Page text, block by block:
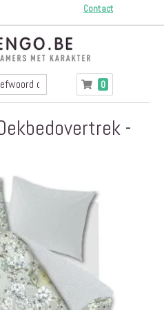
Contact
Winkelwagen
0producten
-